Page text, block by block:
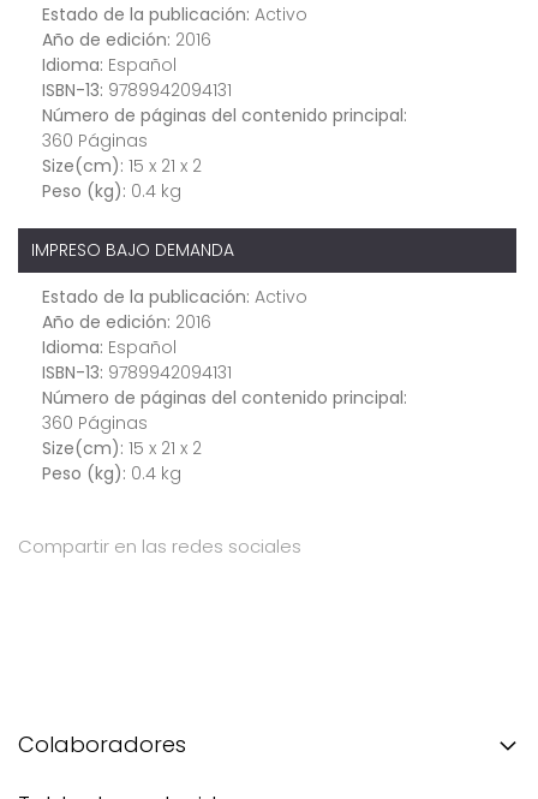
Estado de la publicación: Activo
Año de edición: 2016
Idioma: Español
ISBN-13: 9789942094131
Número de páginas del contenido principal:
360 Páginas
Size(cm): 15 x 21 x 2
Peso (kg): 0.4 kg
IMPRESO BAJO DEMANDA
Estado de la publicación: Activo
Año de edición: 2016
Idioma: Español
ISBN-13: 9789942094131
Número de páginas del contenido principal:
360 Páginas
Size(cm): 15 x 21 x 2
Peso (kg): 0.4 kg
Compartir en las redes sociales
Colaboradores